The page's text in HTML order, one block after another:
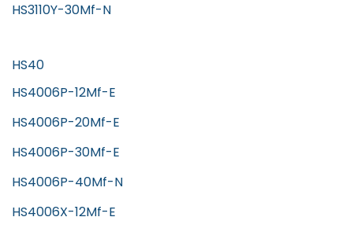
HS3110Y-30Mf-N
HS40
HS4006P-12Mf-E
HS4006P-20Mf-E
HS4006P-30Mf-E
HS4006P-40Mf-N
HS4006X-12Mf-E